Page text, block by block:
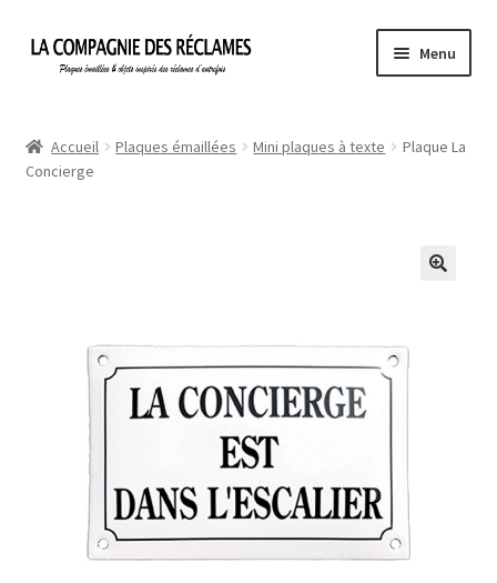
Aller
Aller
Menu
À propos de La Compagnie des Réclames
Mon compte
Mon Panier
Politique de confidentialité
Une histoire de plaques émaillées
Accueil Plaques émaillées Mini plaques à texte
Plaque La
Concierge